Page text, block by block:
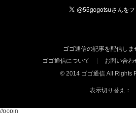
ゴゴ通信の記事を配信しま
ゴゴ通信について
お問い合わ
© 2014 ゴゴ通信 All Rights
表示切り替え：
//popin